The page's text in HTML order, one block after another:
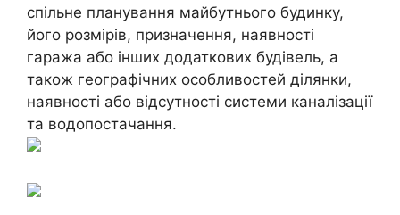
спільне планування майбутнього будинку,
його розмірів, призначення, наявності
гаража або інших додаткових будівель, а
також географічних особливостей ділянки,
наявності або відсутності системи каналізації
та водопостачання.